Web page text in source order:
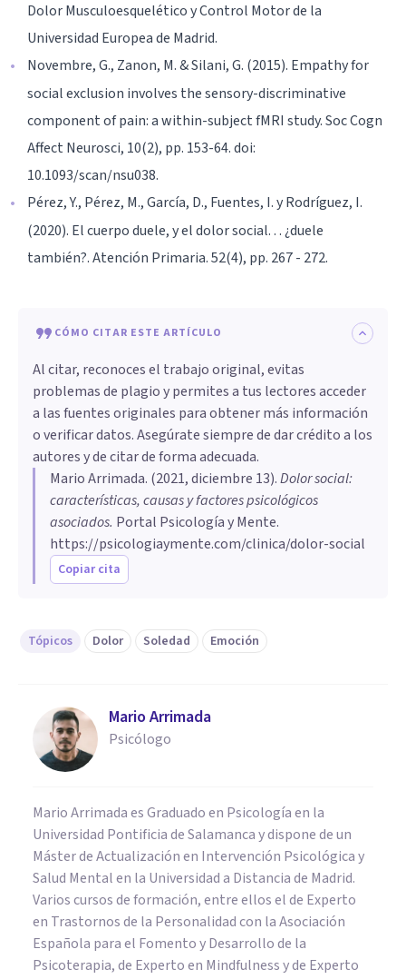
Dolor Musculoesquelético y Control Motor de la
Universidad Europea de Madrid.
Novembre, G., Zanon, M. & Silani, G. (2015). Empathy for
social exclusion involves the sensory-discriminative
component of pain: a within-subject fMRI study. Soc Cogn
Affect Neurosci, 10(2), pp. 153-64. doi:
10.1093/scan/nsu038.
Pérez, Y., Pérez, M., García, D., Fuentes, I. y Rodríguez, I.
(2020). El cuerpo duele, y el dolor social. . . ¿duele
también?. Atención Primaria. 52(4), pp. 267 - 272.
CÓMO CITAR ESTE ARTÍCULO
Al citar, reconoces el trabajo original, evitas
problemas de plagio y permites a tus lectores acceder
a las fuentes originales para obtener más información
o verificar datos. Asegúrate siempre de dar crédito a los
autores y de citar de forma adecuada.
Mario Arrimada. (2021, diciembre 13).Dolor social:
características, causas y factores psicológicos
asociados. Portal Psicología y Mente.
https://psicologiaymente.com/clinica/dolor-social
Copiar cita
Tópicos Dolor Soledad Emoción
Mario Arrimada
Psicólogo
Mario Arrimada es Graduado en Psicología en la
Universidad Pontificia de Salamanca y dispone de un
Máster de Actualización en Intervención Psicológica y
Salud Mental en la Universidad a Distancia de Madrid.
Varios cursos de formación, entre ellos el de Experto
en Trastornos de la Personalidad con la Asociación
Española para el Fomento y Desarrollo de la
Psicoterapia, de Experto en Mindfulness y de Experto